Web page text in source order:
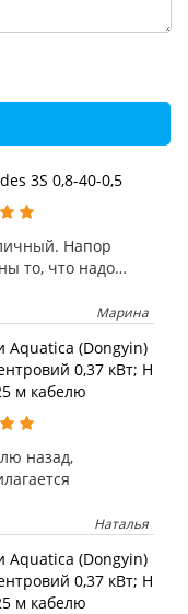
3S 0,8-40-0,5
Напор
то, что надо…
Марина
Aquatica (Dongyin)
0,37 кВт; H
м кабелю
назад,
Наталья
Aquatica (Dongyin)
0,37 кВт; H
м кабелю